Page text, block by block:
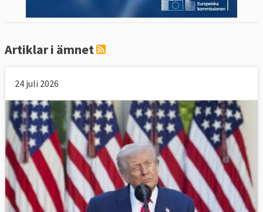
Artiklar i ämnet
24 juli 2026